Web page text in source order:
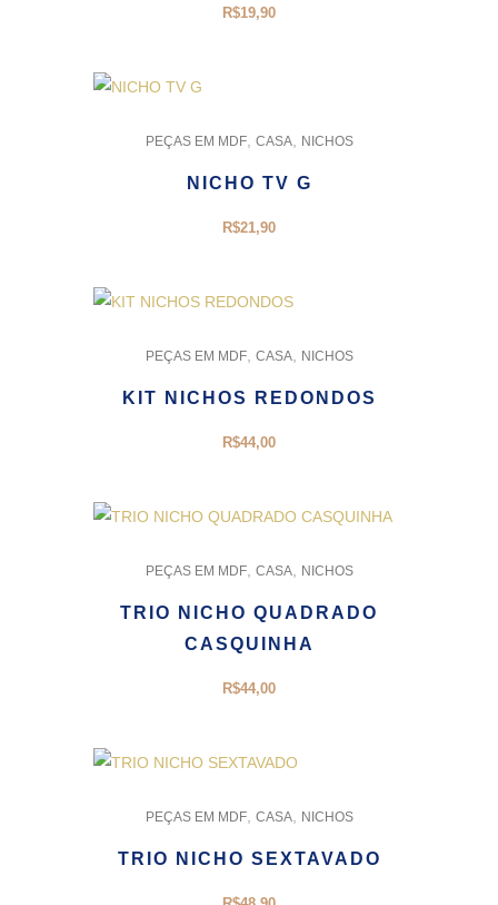
R$19,90
PEÇAS EM MDF, CASA, NICHOS
NICHO TV G
R$21,90
PEÇAS EM MDF, CASA, NICHOS
KIT NICHOS REDONDOS
R$44,00
PEÇAS EM MDF, CASA, NICHOS
TRIO NICHO QUADRADO
CASQUINHA
R$44,00
PEÇAS EM MDF, CASA, NICHOS
TRIO NICHO SEXTAVADO